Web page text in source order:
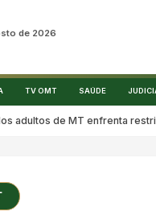
de 2026
TV OMT SAÚDE
adultos de MT enfrenta